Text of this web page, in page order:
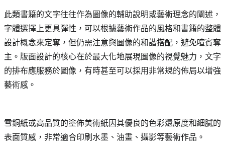
此類書籍的文字往往作為圖像的輔助說明或藝術理念的闡述，
字體選擇上更具彈性，可以根據藝術作品的風格和書籍的整體
設計概念來定奪，但仍需注意與圖像的和諧搭配，避免喧賓奪
主。版面設計的核心在於最大化地展現圖像的視覺魅力，文字
的排布應服務於圖像，有時甚至可以採用非常規的佈局以增強
藝術感。
雪銅紙或高品質的塗佈美術紙因其優良的色彩還原度和細膩的
表面質感，非常適合印刷水墨、油畫、攝影等藝術作品。